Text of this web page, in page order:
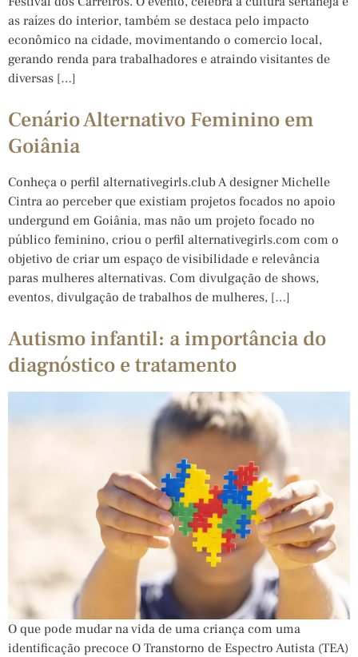
as raízes do interior, também se destaca pelo impacto
econômico na cidade, movimentando o comercio local,
gerando renda para trabalhadores e atraindo visitantes de
diversas […]
Cenário Alternativo Feminino em
Goiânia
Conheça o perfil alternativegirls.club A designer Michelle
Cintra ao perceber que existiam projetos focados no apoio
undergund em Goiânia, mas não um projeto focado no
público feminino, criou o perfil alternativegirls.com com o
objetivo de criar um espaço de visibilidade e relevância
paras mulheres alternativas. Com divulgação de shows,
eventos, divulgação de trabalhos de mulheres, […]
Autismo infantil: a importância do
diagnóstico e tratamento
O que pode mudar na vida de uma criança com uma
identificação precoce O Transtorno de Espectro Autista (TEA)